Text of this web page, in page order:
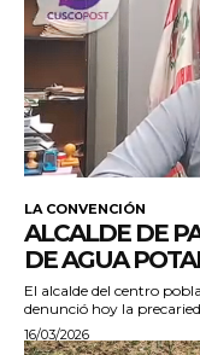
LA CONVENCIÓN
ALCALDE DE
DE AGUA
El alcalde del centro
denunció hoy la
16/03/2026